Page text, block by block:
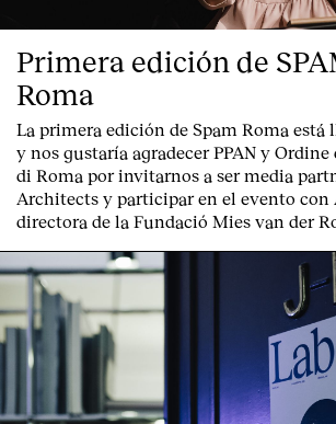
Primera edición de
Roma
La primera edición de Spam Roma está
y nos gustaría agradecer PPAN y
di Roma por invitarnos a ser media
Architects y participar en el evento con
directora de la Fundació Mies van der